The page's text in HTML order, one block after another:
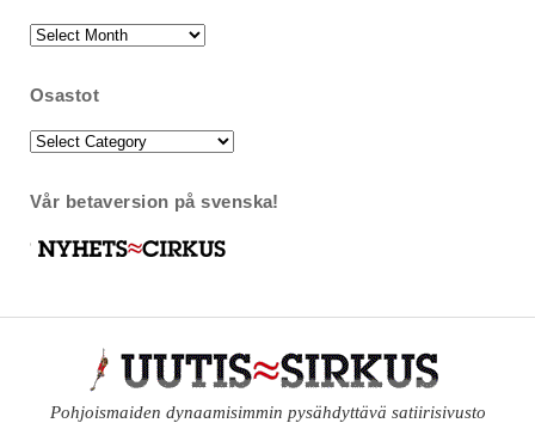
Arkisto
Osastot
Osastot
Vår betaversion på svenska!
Pohjoismaiden dynaamisimmin pysähdyttävä satiirisivusto